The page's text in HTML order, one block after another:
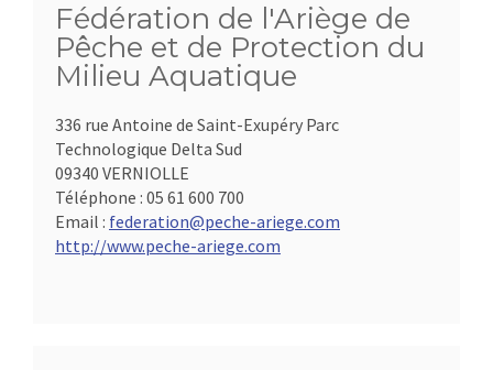
Fédération de l'Ariège de
Pêche et de Protection du
Milieu Aquatique
336 rue Antoine de Saint-Exupéry Parc
Technologique Delta Sud
09340 VERNIOLLE
Téléphone : 05 61 600 700
Email : federation@peche-ariege.com
http://www.peche-ariege.com